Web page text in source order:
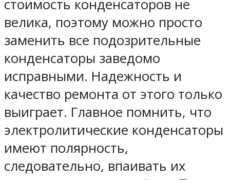
стоимость конденсаторов не
велика, поэтому можно просто
заменить все подозрительные
конденсаторы заведомо
исправными. Надежность и
качество ремонта от этого только
выиграет. Главное помнить, что
электролитические конденсаторы
имеют полярность,
следовательно, впаивать их